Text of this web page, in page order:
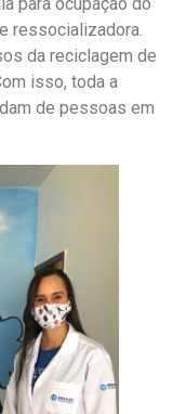
ressocializadora.
da reciclagem de
isso, toda a
de pessoas em